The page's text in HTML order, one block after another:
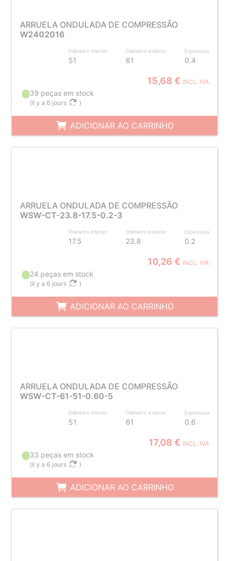
ARRUELA ONDULADA DE COMPRESSÃO
W2402016
Diâmetro interior
51
Diâmetro exterior
61
Espessura
0.4
15,68 € INCL. IVA
39 peças em stock
(il y a 6 jours )
ADICIONAR AO CARRINHO
ARRUELA ONDULADA DE COMPRESSÃO
WSW-CT-23.8-17.5-0.2-3
Diâmetro interior
17.5
Diâmetro exterior
23.8
Espessura
0.2
10,26 € INCL. IVA
24 peças em stock
(il y a 6 jours )
ADICIONAR AO CARRINHO
ARRUELA ONDULADA DE COMPRESSÃO
WSW-CT-61-51-0.60-5
Diâmetro interior
51
Diâmetro exterior
61
Espessura
0.6
17,08 € INCL. IVA
33 peças em stock
(il y a 6 jours )
ADICIONAR AO CARRINHO